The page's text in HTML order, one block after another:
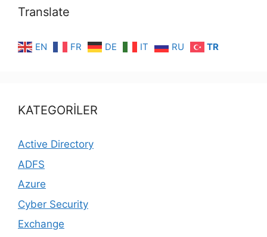
Translate
EN FR DE IT RU TR
KATEGORİLER
Active Directory
ADFS
Azure
Cyber Security
Exchange